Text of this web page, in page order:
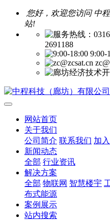
您好，欢迎您访问 中
站!
2691188
9:00-
网站首页
关于我们
公司简介 联系我们 加
新闻动态
全部 行业资讯
解决方案
全部 物联网 智慧楼宇
布式能源
案例展示
站内搜索